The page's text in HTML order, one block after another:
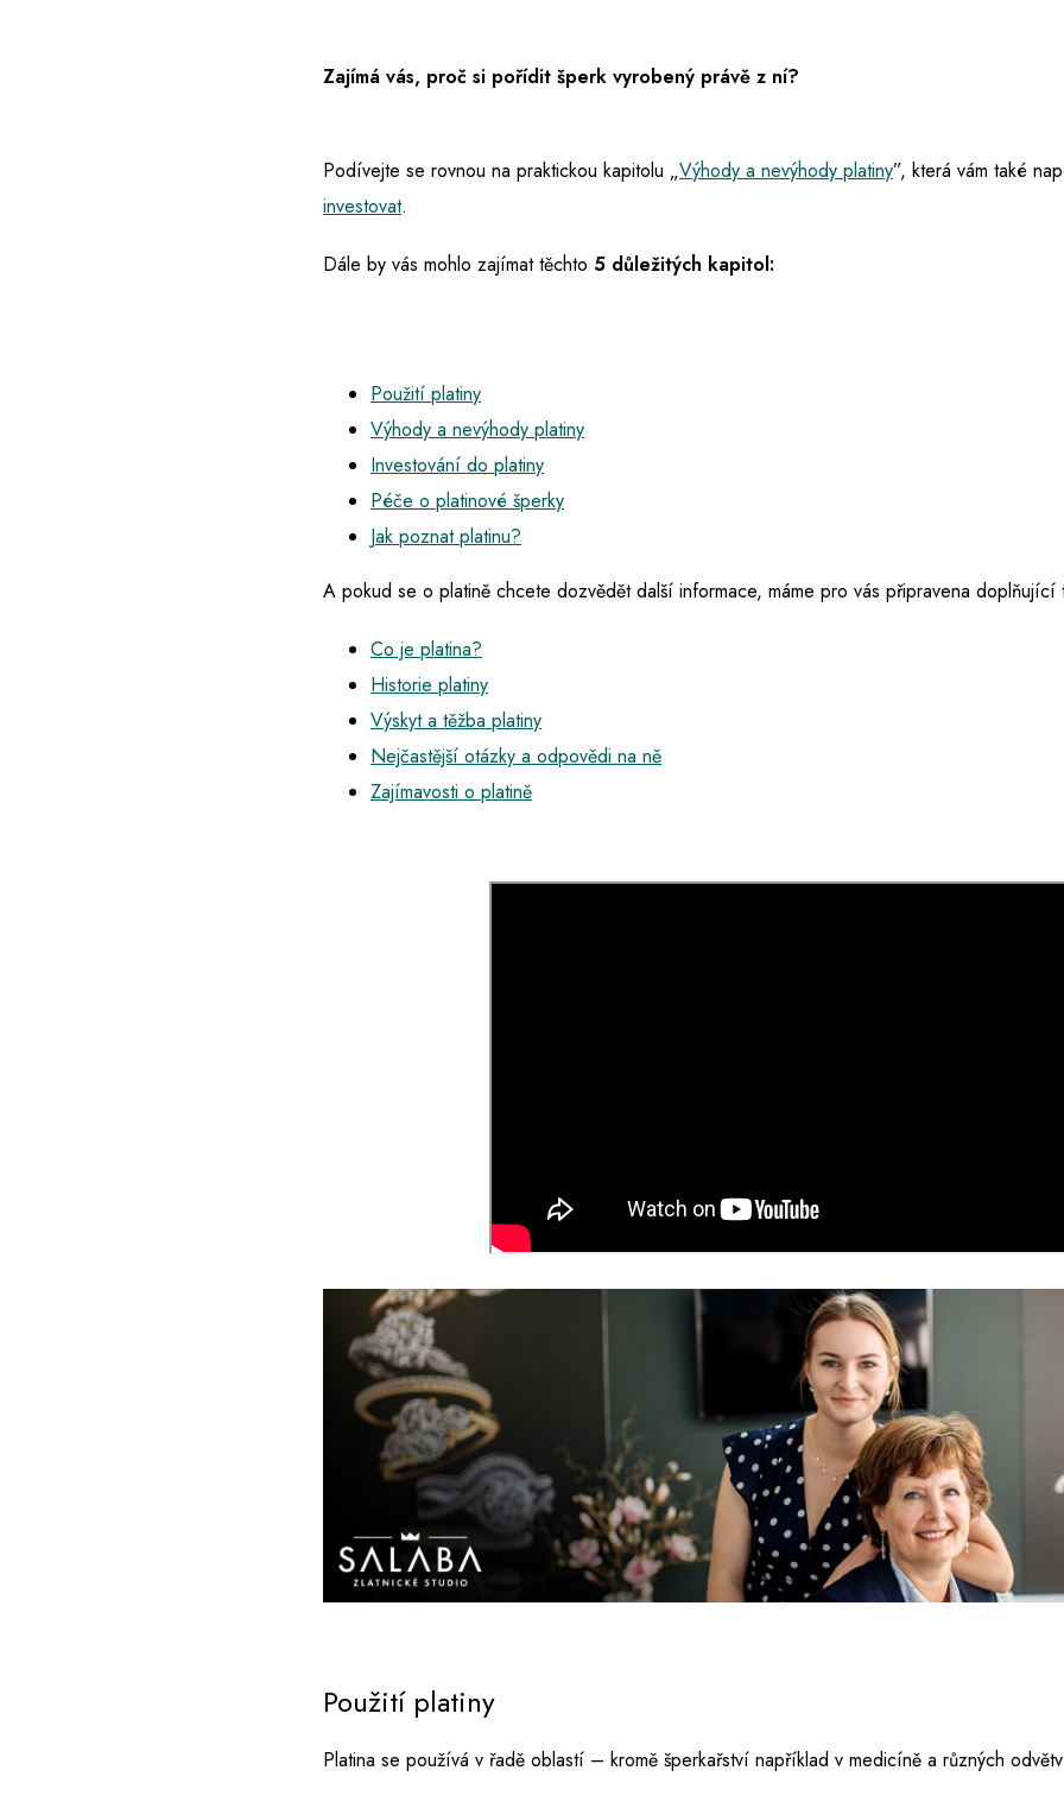
Zajímá vás, proč si pořídit šperk vyrobený právě z ní?
Podívejte se rovnou na praktickou kapitolu „Výhody a nevýhody platiny”, která vám také
investovat.
Dále by vás mohlo zajímat těchto 5 důležitých kapitol:
Použití platiny
Výhody a nevýhody platiny
Investování do platiny
Péče o platinové šperky
Jak poznat platinu?
A pokud se o platině chcete dozvědět další informace, máme pro vás připravena doplňující
Co je platina?
Historie platiny
Výskyt a těžba platiny
Nejčastější otázky a odpovědi na ně
Zajímavosti o platině
Použití platiny
Platina se používá v řadě oblastí – kromě šperkařství například v medicíně a různých